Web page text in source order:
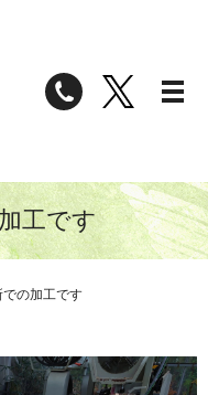
工です
での加工です